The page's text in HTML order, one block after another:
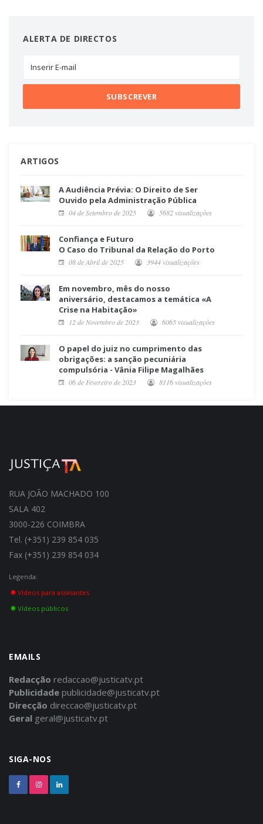
ALERTA DE DIRECTOS
ARTIGOS
A Audiência Prévia: O Direito de Ser
Ouvido pela Administração Pública
04 de Setembro de 2025 5682 visualizações
Confiança e Futuro
O Caso do Tribunal da Relação do Porto
08 de Abril de 2025 3944 visualizações
Em novembro, mês do nosso
aniversário, destacamos a temática «A
Crise na Habitação»
12 de Novembro de 2023 6065 visualizações
O papel do juiz no cumprimento das
obrigações: a sanção pecuniária
compulsória - Vânia Filipe Magalhães
06 de Fevereiro de 2023 8116 visualizações
RUA JOÃO MACHADO 100
SALA 402
3000-226 COIMBRA
Tel. (+351) 239 854 035
Fax (+351) 239 854 034
Legenda:
Vídeos para assinantes
Vídeos públicos
EMAILS
Redacção redaccao@justicatv.pt
Publicidade publicidade@justicatv.pt
Direcção direccao@justicatv.pt
Geral geral@justicatv.pt
SIGA-NOS